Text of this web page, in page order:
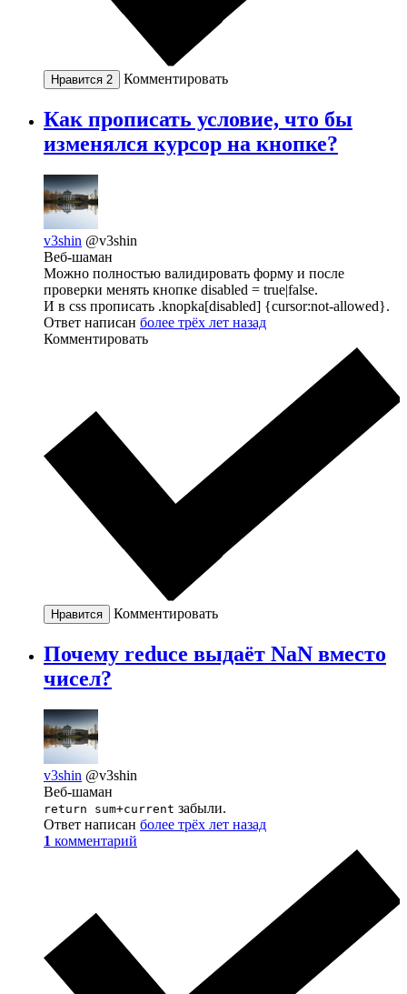
Нравится 2 Комментировать
Как прописать условие, что бы
изменялся курсор на кнопке?
v3shin @v3shin
Веб-шаман
Можно полностью валидировать форму и после
проверки менять кнопке disabled = true|false.
И в css прописать .knopka[disabled] {cursor:not-allowed}.
Ответ написан более трёх лет назад
Комментировать
Нравится Комментировать
Почему reduce выдаёт NaN вместо
чисел?
v3shin @v3shin
Веб-шаман
return sum+current забыли.
Ответ написан более трёх лет назад
1 комментарий